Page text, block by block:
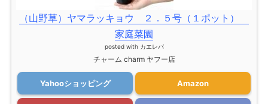
（山野草）ヤマラッキョウ ２．５号（１ポット）
家庭菜園
posted with カエレバ
チャーム charm ヤフー店
Yahooショッピング Amazon